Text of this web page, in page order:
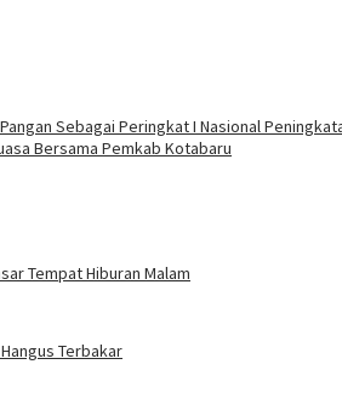
Sebagai Peringkat I Nasional
Bersama Pemkab Kotabaru
Tempat Hiburan Malam
Terbakar